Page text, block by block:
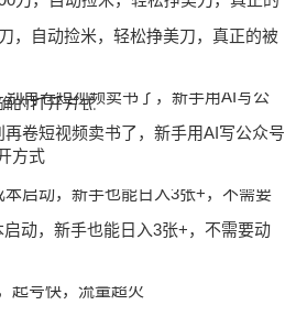
，自动捡米，轻松挣美刀，真正的被
卷短视频卖书了，新手用AI写公众号
方式
动，新手也能日入3张+，不需要动